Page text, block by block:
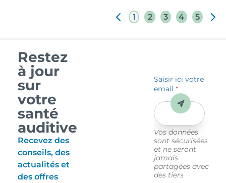
1 2 3 4 5
Restez
à jour
sur
votre
santé
auditive
Recevez des
conseils, des
actualités et
des offres
Saisir ici votre
email*
Vos données
sont sécurisées
et ne seront
jamais
partagées avec
des tiers
Envoyer